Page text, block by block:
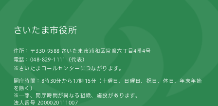
さいたま市役所
住所：〒330-9588 さいたま市浦和区常盤六丁目4番4号
電話：048-829-1111（代表）
※さいたまコールセンターにつながります。
開庁時間：8時30分から17時15分（土曜日、日曜日、祝日、休日、年末年始
を除く）
※一部、開庁時間が異なる組織、施設があります。
法人番号 2000020111007